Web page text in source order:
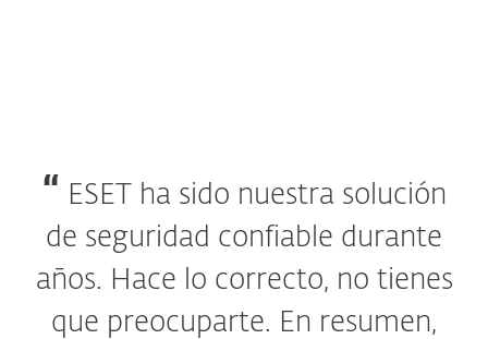
ESET ha sido nuestra solución
de seguridad confiable durante
años. Hace lo correcto, no tienes
que preocuparte. En resumen,